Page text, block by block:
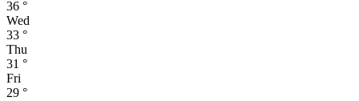
36 °
Wed
33 °
Thu
31 °
Fri
29 °